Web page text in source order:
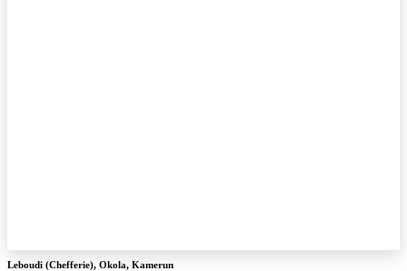
Leboudi (Chefferie), Okola, Kamerun